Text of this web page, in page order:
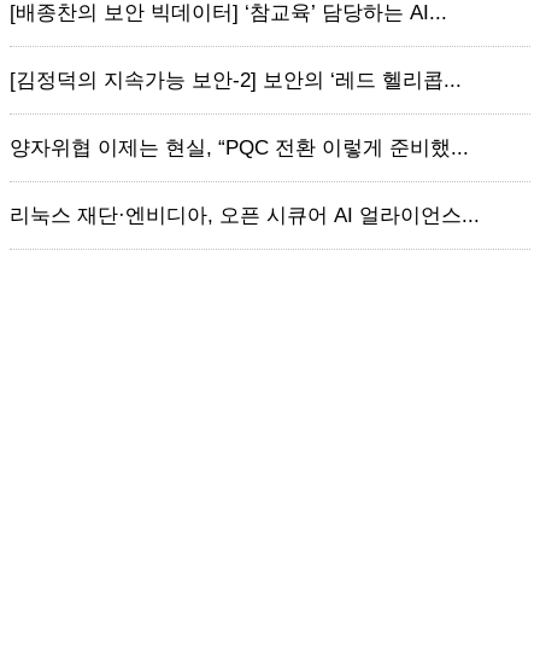
[배종찬의 보안 빅데이터] ‘참교육’ 담당하는 AI...
[김정덕의 지속가능 보안-2] 보안의 ‘레드 헬리콥...
양자위협 이제는 현실, “PQC 전환 이렇게 준비했...
리눅스 재단·엔비디아, 오픈 시큐어 AI 얼라이언스...